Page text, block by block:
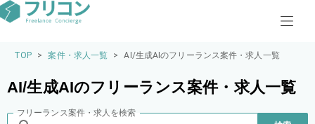
TOP > 案件・求人一覧 > AI/生成AIのフリーランス案件・求人一覧
AI/生成AIのフリーランス案件・求人一覧
フリーランス案件・求人を検索